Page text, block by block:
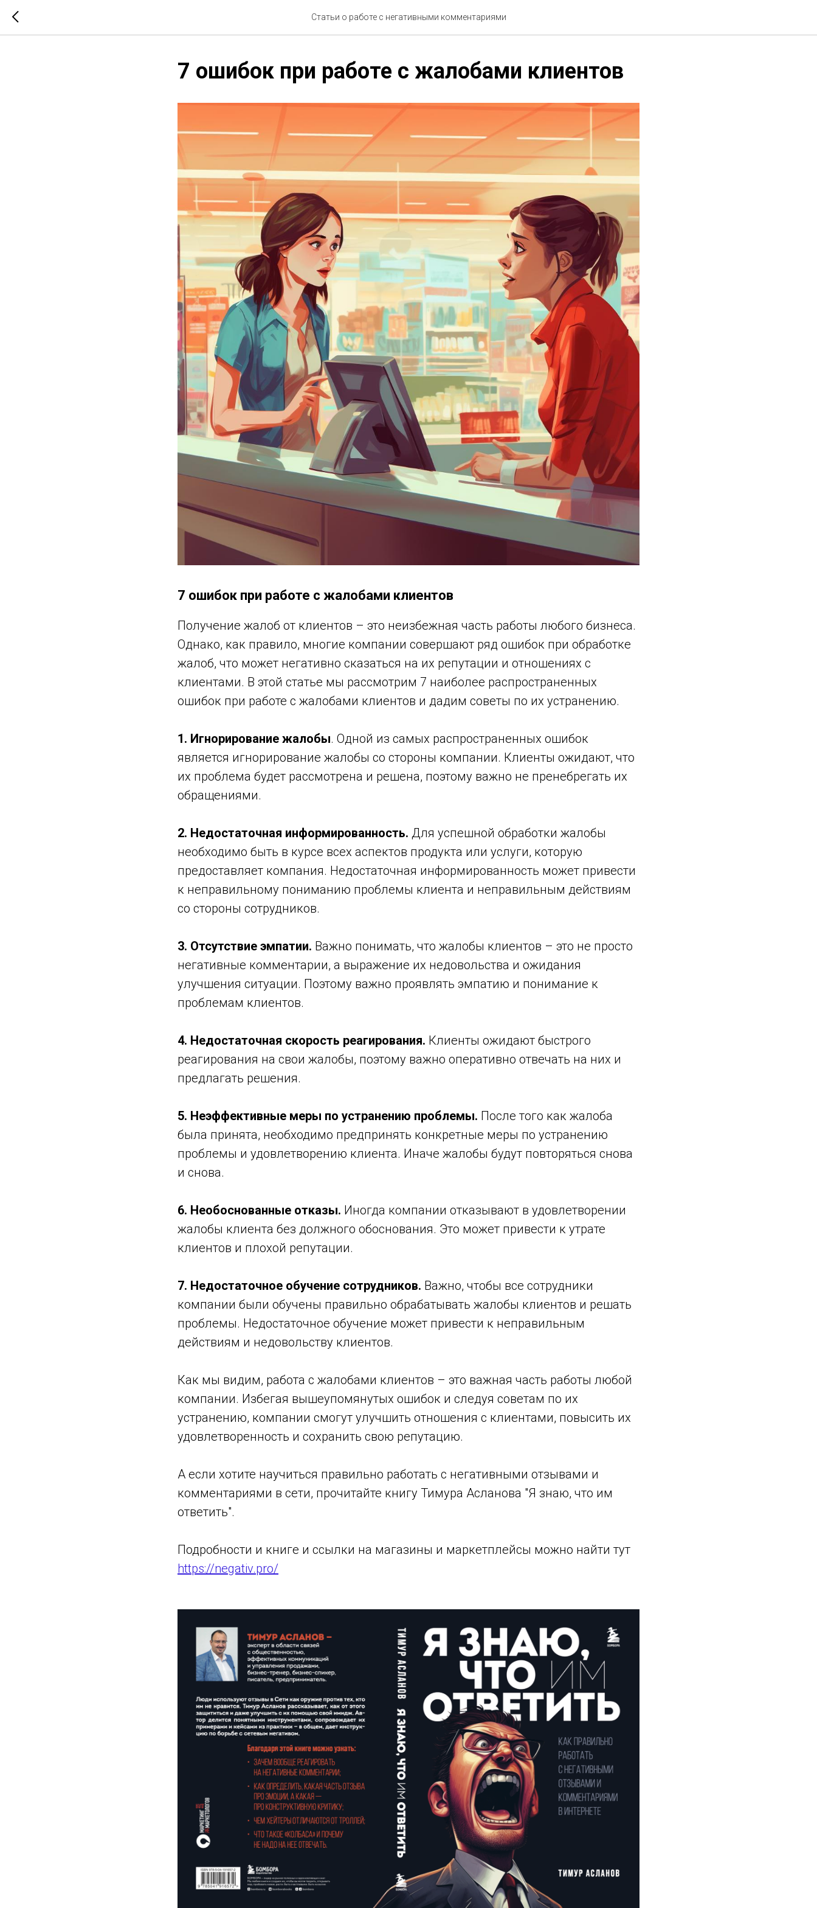
Статьи о работе с негативными комментариями
7 ошибок при работе с жалобами клиентов
7 ошибок при работе с жалобами клиентов
Получение жалоб от клиентов – это неизбежная часть работы любого бизнеса.
Однако, как правило, многие компании совершают ряд ошибок при обработке
жалоб, что может негативно сказаться на их репутации и отношениях с
клиентами. В этой статье мы рассмотрим 7 наиболее распространенных
ошибок при работе с жалобами клиентов и дадим советы по их устранению.
1. Игнорирование жалобы. Одной из самых распространенных ошибок
является игнорирование жалобы со стороны компании. Клиенты ожидают, что
их проблема будет рассмотрена и решена, поэтому важно не пренебрегать их
обращениями.
2. Недостаточная информированность. Для успешной обработки жалобы
необходимо быть в курсе всех аспектов продукта или услуги, которую
предоставляет компания. Недостаточная информированность может привести
к неправильному пониманию проблемы клиента и неправильным действиям
со стороны сотрудников.
3. Отсутствие эмпатии. Важно понимать, что жалобы клиентов – это не просто
негативные комментарии, а выражение их недовольства и ожидания
улучшения ситуации. Поэтому важно проявлять эмпатию и понимание к
проблемам клиентов.
4. Недостаточная скорость реагирования. Клиенты ожидают быстрого
реагирования на свои жалобы, поэтому важно оперативно отвечать на них и
предлагать решения.
5. Неэффективные меры по устранению проблемы. После того как жалоба
была принята, необходимо предпринять конкретные меры по устранению
проблемы и удовлетворению клиента. Иначе жалобы будут повторяться снова
и снова.
6. Необоснованные отказы. Иногда компании отказывают в удовлетворении
жалобы клиента без должного обоснования. Это может привести к утрате
клиентов и плохой репутации.
7. Недостаточное обучение сотрудников. Важно, чтобы все сотрудники
компании были обучены правильно обрабатывать жалобы клиентов и решать
проблемы. Недостаточное обучение может привести к неправильным
действиям и недовольству клиентов.
Как мы видим, работа с жалобами клиентов – это важная часть работы любой
компании. Избегая вышеупомянутых ошибок и следуя советам по их
устранению, компании смогут улучшить отношения с клиентами, повысить их
удовлетворенность и сохранить свою репутацию.
А если хотите научиться правильно работать с негативными отзывами и
комментариями в сети, прочитайте книгу Тимура Асланова "Я знаю, что им
ответить".
Подробности и книге и ссылки на магазины и маркетплейсы можно найти тут
https://negativ.pro/
Отзывы Контакты